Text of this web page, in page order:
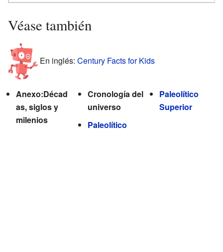
Véase también
En inglés: Century Facts for Kids
Anexo:Décad
as, siglos y
milenios
Cronología del
universo
Paleolítico
Paleolítico
Superior